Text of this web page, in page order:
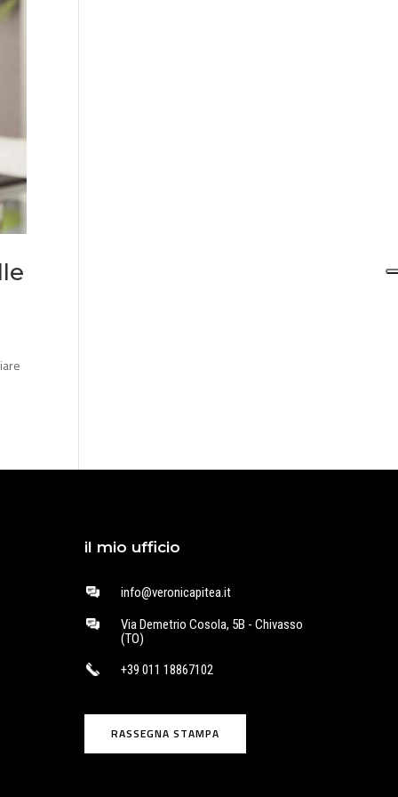
il mio ufficio
info@veronicapitea.it
Via Demetrio Cosola, 5B - Chivasso
(TO)
+39 011 18867102
RASSEGNA STAMPA